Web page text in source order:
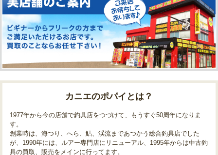
カニエのポパイとは？
1977年から今の店舗で釣具店をつづけて、もうすぐ50周年になりま
す。
創業時は、海つり、へら、鮎、渓流まであつかう総合釣具店でした
が、1990年には、ルアー専門店にリニューアル、1995年からは中古釣
具の買取、販売をメインに行ってます。